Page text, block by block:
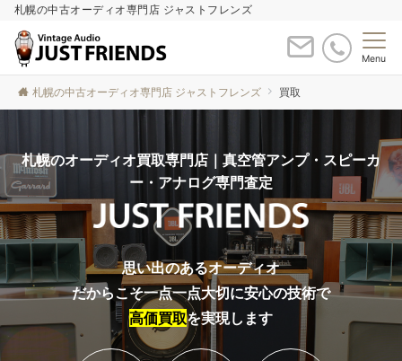
札幌の中古オーディオ専門店 ジャストフレンズ
Menu
札幌の中古オーディオ専門店 ジャストフレンズ 買取
札幌のオーディオ買取専門店｜真空管アンプ・スピーカ
ー・アナログ専門査定
思い出のあるオーディオ
だからこそ一点一点大切に安心の技術で
高価買取を実現します